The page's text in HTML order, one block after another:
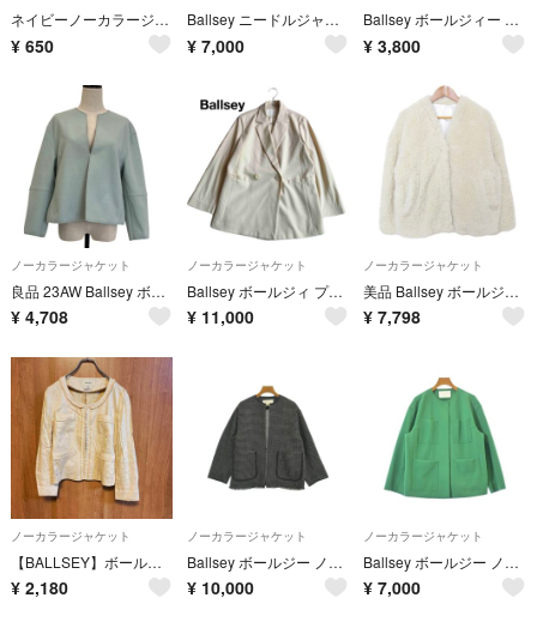
ネイビーノーカラージャケット
¥ 650
Ballsey ニードルジャージーノーカラージャケット 36 アイボリー
¥ 7,000
Ballsey ボールジィー ノーカラージャケット コットン トゥモローランド
¥ 3,800
ノーカラージャケット
良品 23AW Ballsey ボールジー ニードルジャージー バックペプラムジャケット サイズ36 ライトブルー レディース 古着 中古 USED
¥ 4,708
ノーカラージャケット
Ballsey ボールジィ プレシャスモック ダブルブレストジャケット
¥ 11,000
ノーカラージャケット
美品 Ballsey ボールジィ トゥモローランド クリンプファー ノーカラーショートコート ジャケット サイズ36 アイボリー レディース 古着 中古 USED
¥ 7,798
ノーカラージャケット
【BALLSEY】ボールジー ノーカラージャケット 麻混 ベージュ Mサイズ相当
¥ 2,180
ノーカラージャケット
Ballsey ボールジー ノーカラージャケット S 黒 【古着】【中古】【送料無料】
¥ 10,000
ノーカラージャケット
Ballsey ボールジー ノーカラージャケット M 緑 【古着】【中古】【送料無料】
¥ 7,000